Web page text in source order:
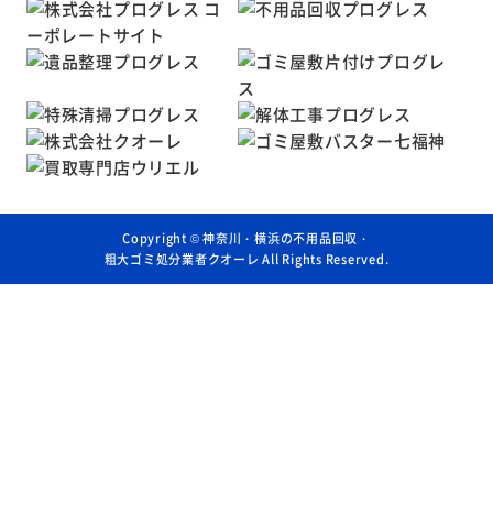
Copyright ©神奈川・横浜の不用品回収・
粗大ゴミ処分業者クオーレ All Rights Reserved.